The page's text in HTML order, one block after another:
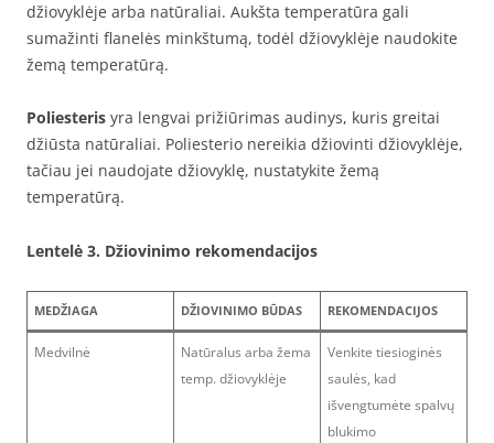
džiovyklėje arba natūraliai. Aukšta temperatūra gali
sumažinti flanelės minkštumą, todėl džiovyklėje naudokite
žemą temperatūrą.
Poliesteris yra lengvai prižiūrimas audinys, kuris greitai
džiūsta natūraliai. Poliesterio nereikia džiovinti džiovyklėje,
tačiau jei naudojate džiovyklę, nustatykite žemą
temperatūrą.
Lentelė 3. Džiovinimo rekomendacijos
MEDŽIAGA DŽIOVINIMO BŪDAS REKOMENDACIJOS
Medvilnė
Natūralus arba žema
temp. džiovyklėje
Venkite tiesioginės
saulės, kad
išvengtumėte spalvų
blukimo